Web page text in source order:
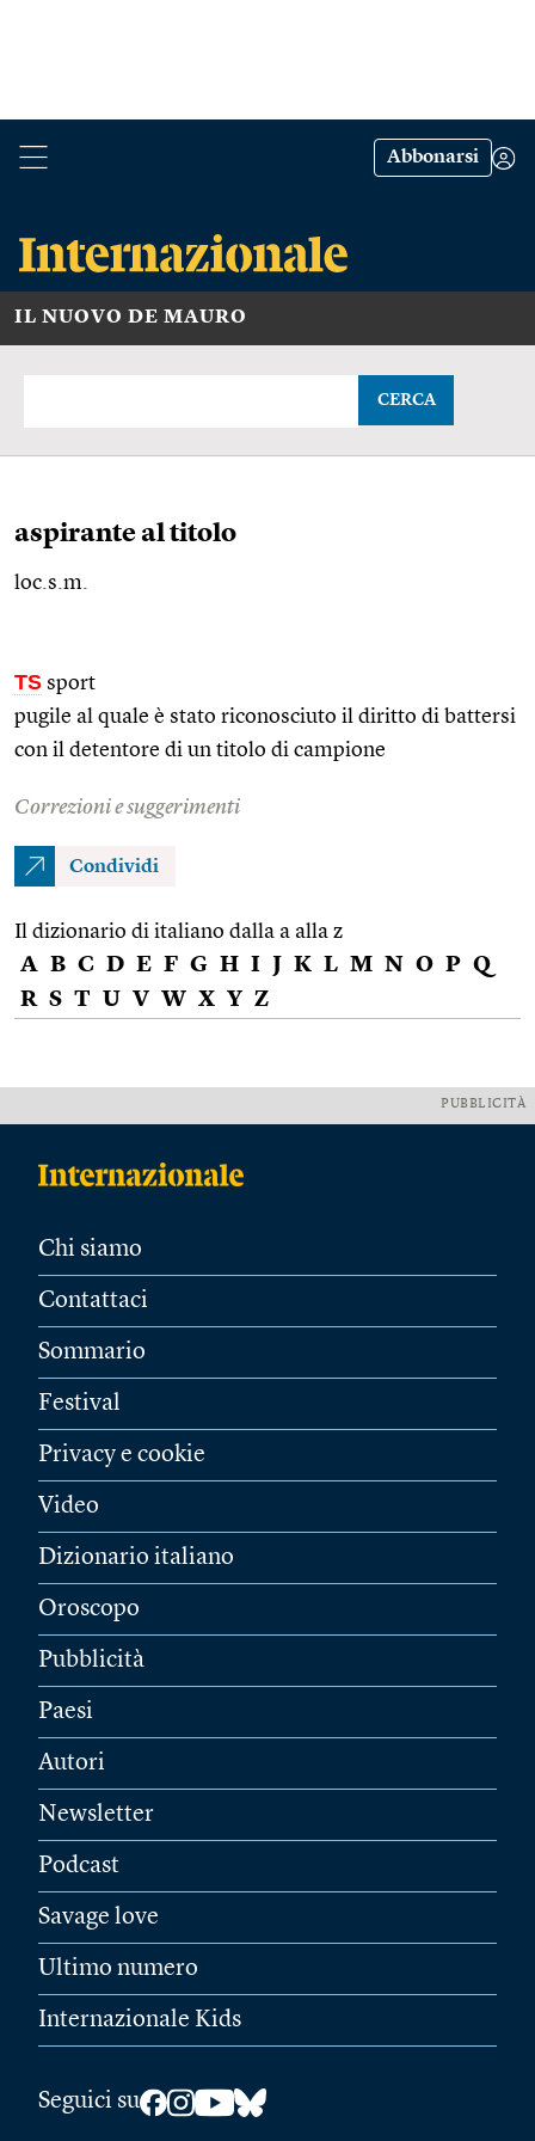
Abbonarsi
IL NUOVO DE MAURO
CERCA
aspirante al titolo
loc.s.m.
TS sport
pugile al quale è stato riconosciuto il diritto di battersi
con il detentore di un titolo di campione
Correzioni e suggerimenti
Condividi
Il dizionario di italiano dalla a alla z
A B C D E F G H I J K L M N O P Q
R S T U V W X Y Z
PUBBLICITÀ
Chi siamo
Contattaci
Sommario
Festival
Privacy e cookie
Video
Dizionario italiano
Oroscopo
Pubblicità
Paesi
Autori
Newsletter
Podcast
Savage love
Ultimo numero
Internazionale Kids
Seguici su